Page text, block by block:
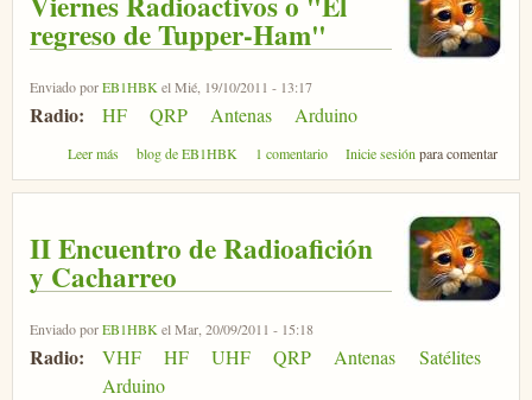
regreso de Tupper-Ham"
Enviado porEB1HBK el Mié, 19/10/2011 - 13:17
Radio: HF QRP Antenas Arduino
Leer más sobre Viernes Radioactivos o "El regreso de Tupper-Ham"
blog de EB1HBK 1 comentario Inicie sesión para comentar
II Encuentro de Radioafición
y Cacharreo
Enviado porEB1HBKel Mar, 20/09/2011 - 15:18
Radio: VHF HF UHF QRP Antenas
Satélites
Arduino